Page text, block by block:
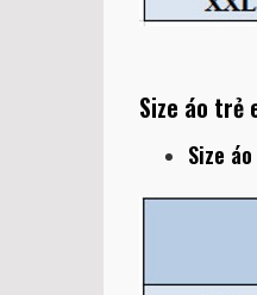
Size áo trẻ
Size